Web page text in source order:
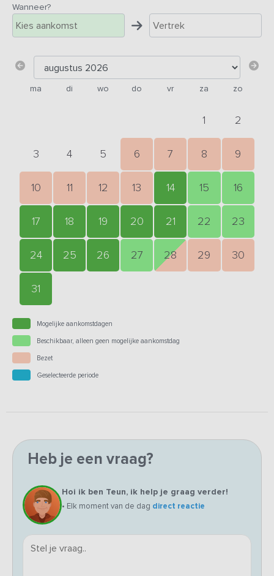
Wanneer?
ma di wo do vr za zo
1 2
3 4 5 6 7 8 9
10 11 12 13 14 15 16
17 18 19 20 21 22 23
24 25 26 27 28 29 30
31
Mogelijke aankomstdagen
Beschikbaar, alleen geen mogelijke aankomstdag
Bezet
Geselecteerde periode
Heb je een vraag?
Hoi ik ben Teun, ik help je graag verder!
• Elk moment van de dag direct reactie